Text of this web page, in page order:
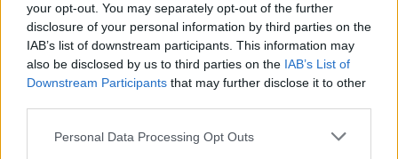
your opt-out. You may separately opt-out of the further
disclosure of your personal information by third parties on the
IAB’s list of downstream participants. This information may
also be disclosed by us to third parties on the IAB’s List of
Downstream Participants that may further disclose it to other
Please note that this website/app uses one or more Google
Personal Data Processing Opt Outs
Fronton a Blur
Interjúk:azAmber Smith -szel és azIrie Maffiá
Világrecorderis kapcsolódik átvitt módon a